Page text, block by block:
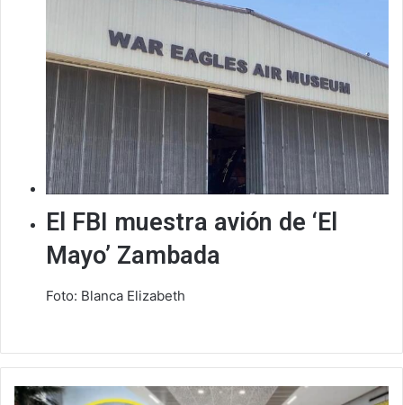
El FBI muestra avión de ‘El
Mayo’ Zambada
Foto: Blanca Elizabeth